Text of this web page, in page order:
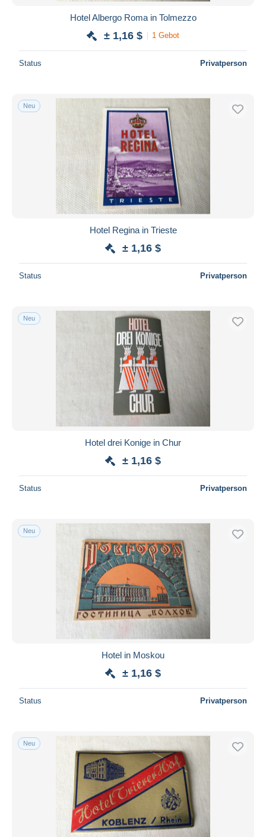
Hotel Albergo Roma in Tolmezzo
± 1,16 $ 1 Gebot
Status Privatperson
Neu
Hotel Regina in Trieste
± 1,16 $
Status Privatperson
Neu
Hotel drei Konige in Chur
± 1,16 $
Status Privatperson
Neu
Hotel in Moskou
± 1,16 $
Status Privatperson
Neu